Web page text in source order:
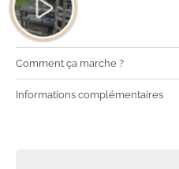
Comment ça marche ?
Informations complémentaires